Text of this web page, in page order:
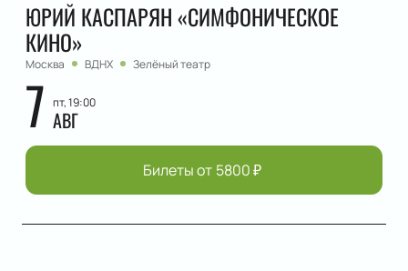
ЮРИЙ КАСПАРЯН «СИМФОНИЧЕСКОЕ
КИНО»
Москва ВДНХ Зелёный театр
7 пт, 19:00
АВГ
Билеты от 5800₽